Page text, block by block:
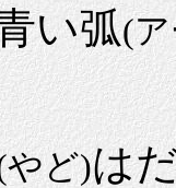
(
やど)は